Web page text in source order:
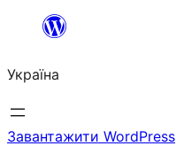
Перейти
вмісту
Україна
Завантажити WordPress